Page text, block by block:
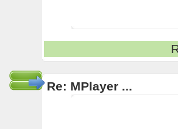
Re: MPlayer ...